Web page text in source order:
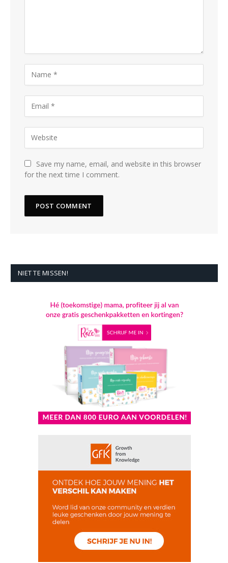
Save my name, email, and website in this browser
for the next time I comment.
NIET TE MISSEN!